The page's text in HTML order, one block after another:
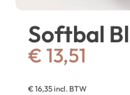
Softbal
€ 13,51
€16,35incl. BTW